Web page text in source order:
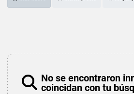
No se encontraron
coincidan con tu